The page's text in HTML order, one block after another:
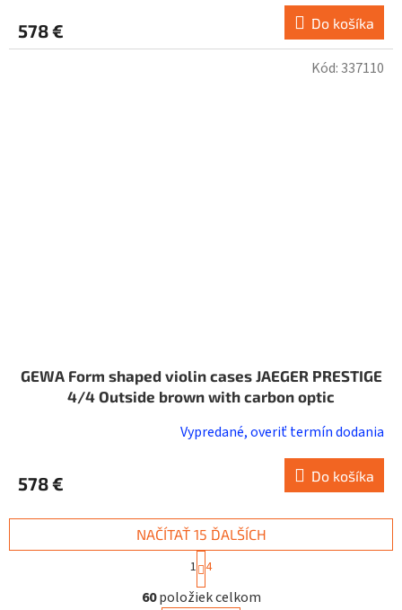
578 € Do košíka
GEWA Form shaped violin cases JAEGER PRESTIGE
4/4 Outside brown with carbon optic
Vypredané, overiť termín dodania
578 € Do košíka
Kód: 337110
O
v
NAČÍTAŤ 15 ĎALŠÍCH
t
r
á
1 4
60položiek celkom